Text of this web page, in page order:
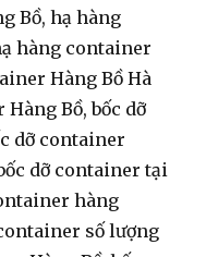
Bồ, hạ hàng
hàng container
Hàng Bồ Hà
Bồ, bốc dỡ
dỡ container
dỡ container tại
hàng
số lượng